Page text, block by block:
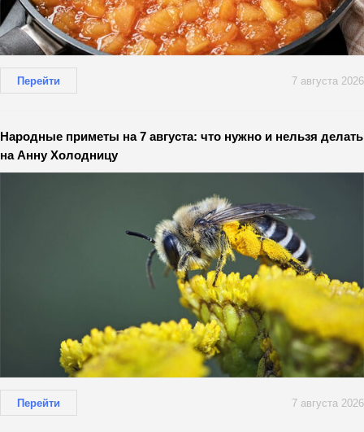
Перейти 7 августа 2026
Народные приметы на 7 августа: что нужно и нельзя делать
на Анну Холодницу
Перейти 7 августа 2026